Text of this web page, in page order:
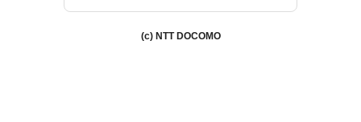
(c) NTT DOCOMO